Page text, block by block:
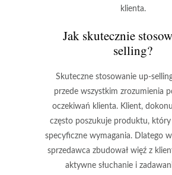
klienta.
Jak skutecznie
selling?
Skuteczne stosowanie up-
przede wszystkim zrozumienia
oczekiwań klienta. Klient,
często poszukuje produktu, który
specyficzne wymagania. Dlatego
sprzedawca zbudował więź z
aktywne słuchanie i